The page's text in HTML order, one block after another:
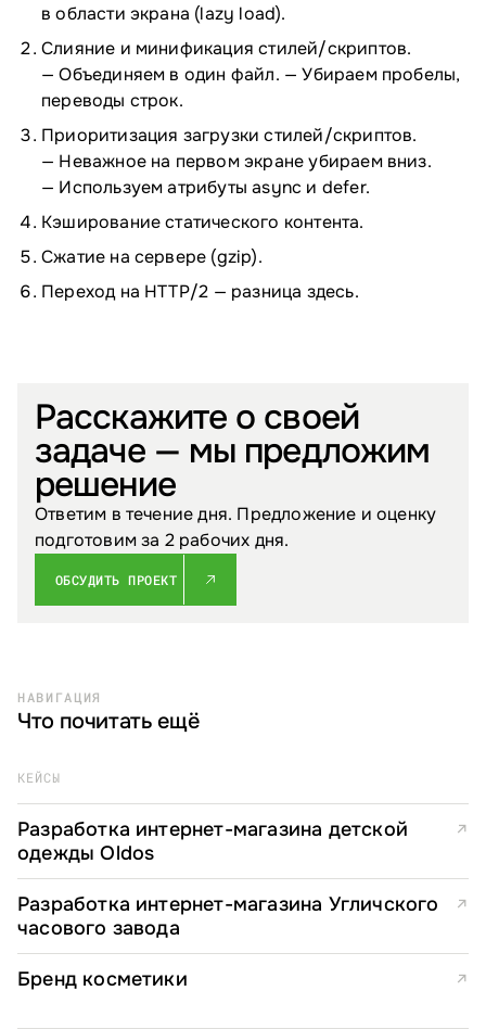
в области экрана (lazy load).
Слияние и минификация стилей/скриптов.
— Объединяем в один файл. — Убираем пробелы,
переводы строк.
Приоритизация загрузки стилей/скриптов.
— Неважное на первом экране убираем вниз.
— Используем атрибуты async и defer.
Кэширование статического контента.
Сжатие на сервере (gzip).
Переход на HTTP/⁠2 — разница здесь.
Расскажите о своей
задаче — мы предложим
решение
Ответим в течение дня. Предложение и оценку
подготовим за 2 рабочих дня.
ОБСУДИТЬ ПРОЕКТ
НАВИГАЦИЯ
Что почитать ещё
КЕЙСЫ
Разработка интернет-магазина детской
одежды Oldos
↗
Разработка интернет-магазина Угличского
часового завода
↗
Бренд косметики ↗